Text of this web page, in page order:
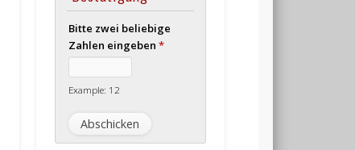
Bitte zwei beliebige
Zahlen eingeben *
Example: 12